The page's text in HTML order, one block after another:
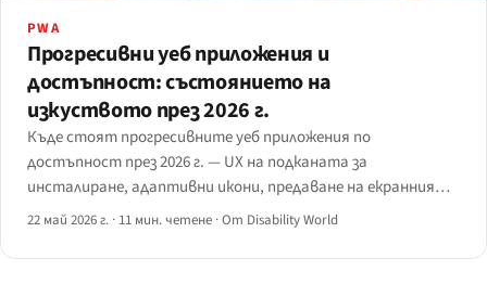
PWA
Прогресивни уеб приложения и
достъпност: състоянието на
изкуството през 2026 г.
Къде стоят прогресивните уеб приложения по
достъпност през 2026 г. — UX на подканата за
инсталиране, адаптивни икони, предаване на екранния
четец уеб ↔ нативно, повърхността на манифеста,
инсталиране в iOS Safari след iOS 16.4.
22 май 2026 г. · 11 мин. четене ·От Disability World